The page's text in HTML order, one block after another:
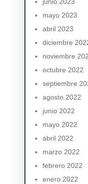
mayo 2023
abril 2023
diciembre
noviembre
octubre 2022
septiembre
agosto 2022
junio 2022
mayo 2022
abril 2022
marzo 2022
febrero 2022
enero 2022